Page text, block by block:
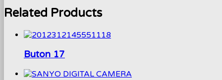
Related Products
Buton 17